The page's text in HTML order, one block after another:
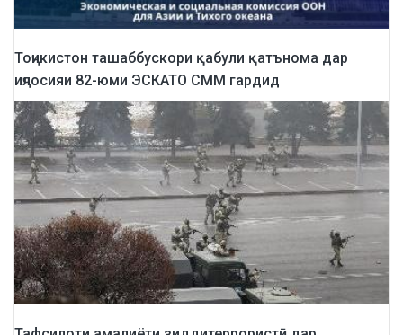
Тоҷикистон ташаббускори қабули қатънома дар
иҷлосияи 82-юми ЭСКАТО СММ гардид